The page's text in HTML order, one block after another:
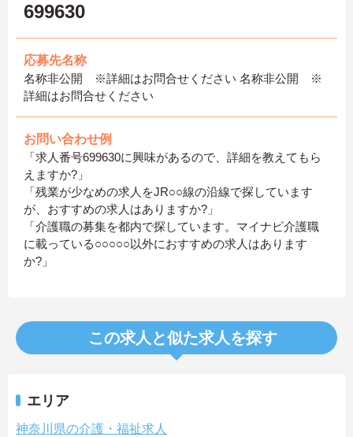
699630
応募先名称
名称非公開 ※詳細はお問合せください 名称非公開 ※
詳細はお問合せください
お問い合わせ例
「求人番号699630に興味があるので、詳細を教えてもら
えますか?」
「残業が少なめの求人をJR○○線の沿線で探しています
が、おすすめの求人はありますか?」
「介護職の募集を都内で探しています。マイナビ介護職
に載っている○○○○○以外におすすめの求人はあります
か?」
この求人と似た求人を探す
エリア
神奈川県の介護・福祉求人